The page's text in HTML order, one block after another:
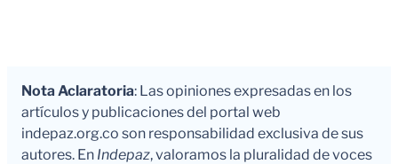
Nota Aclaratoria: Las opiniones expresadas en los
artículos y publicaciones del portal web
indepaz.org.co son responsabilidad exclusiva de sus
autores. En Indepaz, valoramos la pluralidad de voces